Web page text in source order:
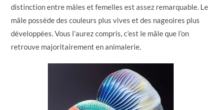
distinction entre mâles et femelles est assez remarquable. Le
mâle possède des couleurs plus vives et des nageoires plus
développées. Vous l’aurez compris, c’est le mâle que l’on
retrouve majoritairement en animalerie.